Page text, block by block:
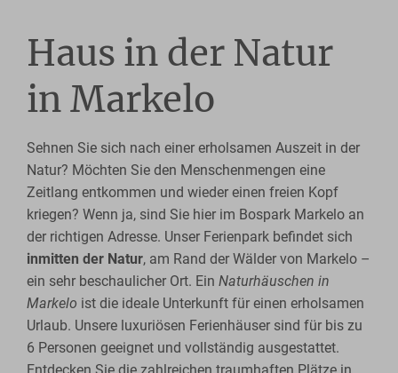
Haus in der Natur
in Markelo
Sehnen Sie sich nach einer erholsamen Auszeit in der
Natur? Möchten Sie den Menschenmengen eine
Zeitlang entkommen und wieder einen freien Kopf
kriegen? Wenn ja, sind Sie hier im Bospark Markelo an
der richtigen Adresse. Unser Ferienpark befindet sich
inmitten der Natur, am Rand der Wälder von Markelo –
ein sehr beschaulicher Ort. EinNaturhäuschen in
Markelo ist die ideale Unterkunft für einen erholsamen
Urlaub. Unsere luxuriösen Ferienhäuser sind für bis zu
6 Personen geeignet und vollständig ausgestattet.